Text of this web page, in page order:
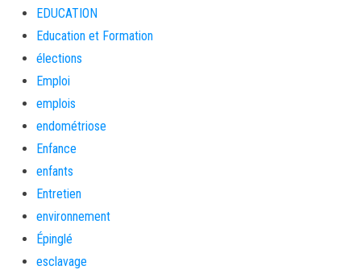
EDUCATION
Education et Formation
élections
Emploi
emplois
endométriose
Enfance
enfants
Entretien
environnement
Épinglé
esclavage